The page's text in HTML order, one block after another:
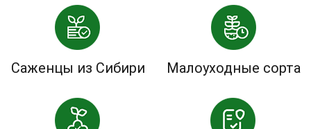
Саженцы из Сибири Малоуходные сорта